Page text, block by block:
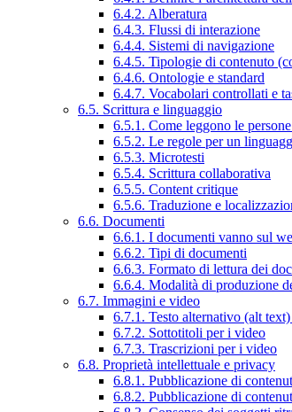
6.4.2. Alberatura
6.4.3. Flussi di interazione
6.4.4. Sistemi di navigazione
6.4.5. Tipologie di contenuto
6.4.6. Ontologie e standard
6.4.7. Vocabolari controllati e
6.5. Scrittura e linguaggio
6.5.1. Come leggono le
6.5.2. Le regole per un
6.5.3. Microtesti
6.5.4. Scrittura collaborativa
6.5.5. Content critique
6.5.6. Traduzione e
6.6. Documenti
6.6.1. I documenti vanno sul
6.6.2. Tipi di documenti
6.6.3. Formato di lettura dei
6.6.4. Modalità di produzione
6.7. Immagini e video
6.7.1. Testo alternativo (alt
6.7.2. Sottotitoli per i video
6.7.3. Trascrizioni per i video
6.8. Proprietà intellettuale e privacy
6.8.1. Pubblicazione di
6.8.2. Pubblicazione di